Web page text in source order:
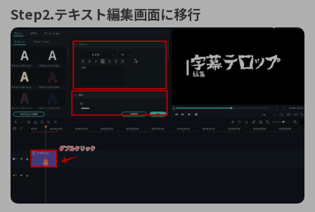
Step2.テキスト編集画面に移行